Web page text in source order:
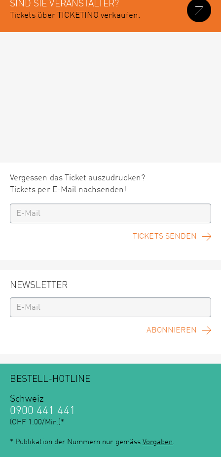
SIND SIE VERANSTALTER?
Tickets über TICKETINO verkaufen.
Vergessen das Ticket auszudrucken?
Tickets per E-Mail nachsenden!
TICKETS SENDEN
NEWSLETTER
ABONNIEREN
BESTELL-HOTLINE
Schweiz
0900 441 441
(CHF 1.00/Min.)*
* Publikation der Nummern nur gemäss Vorgaben.